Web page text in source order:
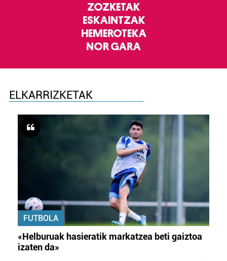
ZOZKETAK
ESKAINTZAK
HEMEROTEKA
NOR GARA
ELKARRIZKETAK
FUTBOLA
«Helburuak hasieratik markatzea beti gaiztoa
izaten da»